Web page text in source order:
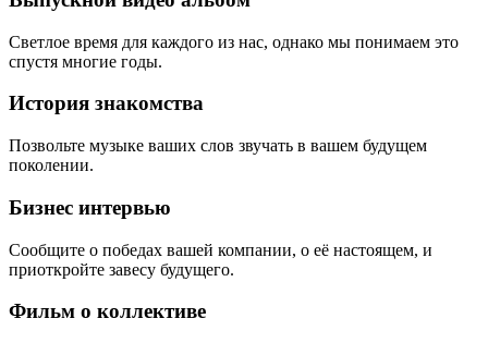
Светлое время для каждого из нас, однако мы понимаем это
спустя многие годы.
История знакомства
Позвольте музыке ваших слов звучать в вашем будущем
поколении.
Бизнес интервью
Сообщите о победах вашей компании, о её настоящем, и
приоткройте завесу будущего.
Фильм о коллективе